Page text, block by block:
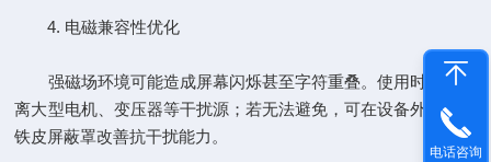
4. 电磁兼容性优化
强磁场环境可能造成屏幕闪烁甚至字符重叠。使用时尽量远
离大型电机、变压器等干扰源；若无法避免，可在设备外部加装
铁皮屏蔽罩改善抗干扰能力。
电话咨询